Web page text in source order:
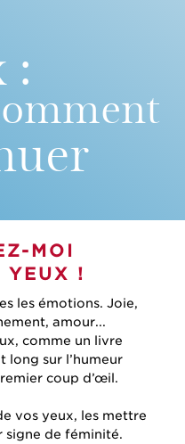
:
MOI
YEUX !
les émotions. Joie,
amour...
comme un livre
long sur l’humeur
coup d’œil.
vos yeux, les mettre
signe de féminité.